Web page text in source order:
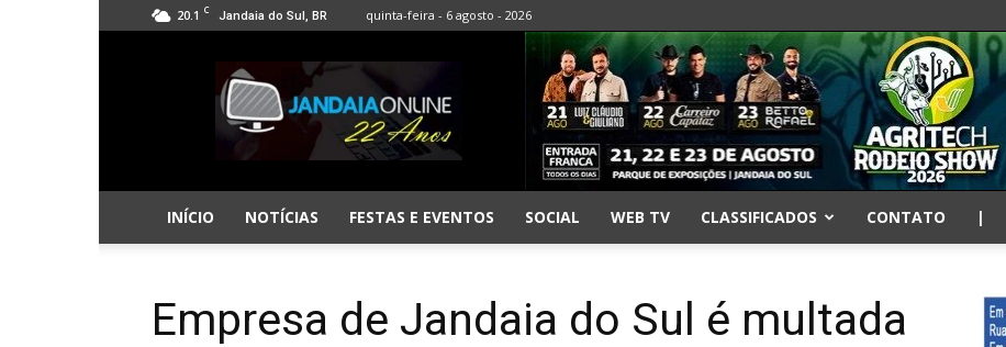
20.1 C Jandaia do Sul, BR quinta-feira - 6 agosto - 2026
Jandaia
Online
INÍCIO NOTÍCIAS FESTAS E EVENTOS SOCIAL WEB TV CLASSIFICADOS CONTATO |
Empresa de Jandaia do Sul é multada